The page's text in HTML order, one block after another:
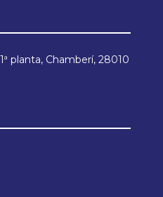
planta, Chamberí, 28010